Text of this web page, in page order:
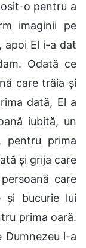
o pentru a
imaginii pe
apoi El i-a dat
Odată ce
care trăia și
dată, El a
iubită, un
pentru prima
și grija care
care
și bucurie lui
prima oară.
Dumnezeu l-a